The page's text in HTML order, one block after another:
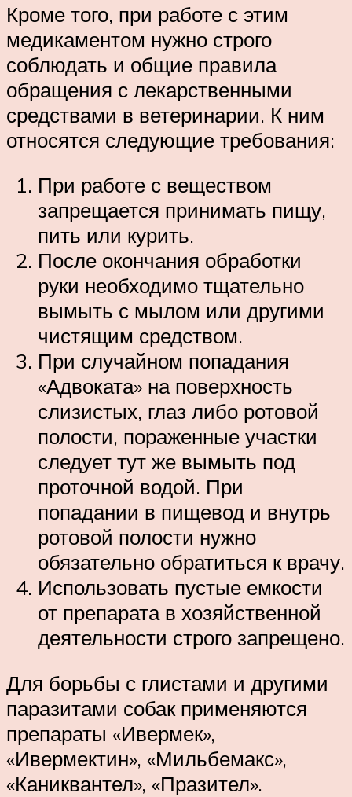
Кроме того, при работе с этим
медикаментом нужно строго
соблюдать и общие правила
обращения с лекарственными
средствами в ветеринарии. К ним
относятся следующие требования:
При работе с веществом
запрещается принимать пищу,
пить или курить.
После окончания обработки
руки необходимо тщательно
вымыть с мылом или другими
чистящим средством.
При случайном попадания
«Адвоката» на поверхность
слизистых, глаз либо ротовой
полости, пораженные участки
следует тут же вымыть под
проточной водой. При
попадании в пищевод и внутрь
ротовой полости нужно
обязательно обратиться к врачу.
Использовать пустые емкости
от препарата в хозяйственной
деятельности строго запрещено.
Для борьбы с глистами и другими
паразитами собак применяются
препараты «Ивермек»,
«Ивермектин», «Мильбемакс»,
«Каниквантел», «Празител».